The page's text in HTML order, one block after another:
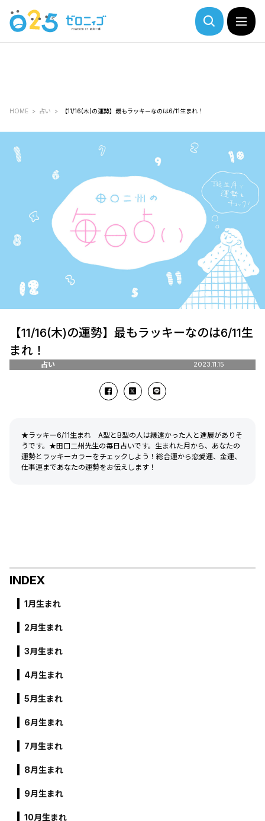
HOME 占い 【11/16(木)の運勢】最もラッキーなのは6/11生まれ！
【11/16(木)の運勢】最もラッキーなのは6/11生
まれ！
占い 2023.11.15
★ラッキー6/11生まれ A型とB型の人は縁遠かった人と進展がありそ
うです。★田口二州先生の毎日占いです。生まれた月から、あなたの
運勢とラッキーカラーをチェックしよう！総合運から恋愛運、金運、
仕事運まであなたの運勢をお伝えします！
INDEX
1月生まれ
2月生まれ
3月生まれ
4月生まれ
5月生まれ
6月生まれ
7月生まれ
8月生まれ
9月生まれ
10月生まれ